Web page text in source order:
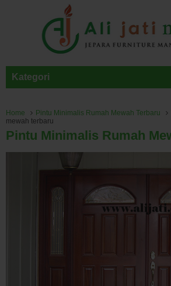
Kategori
Home Pintu Minimalis Rumah Mewah Terbaru
mewah terbaru
Pintu Minimalis Rumah